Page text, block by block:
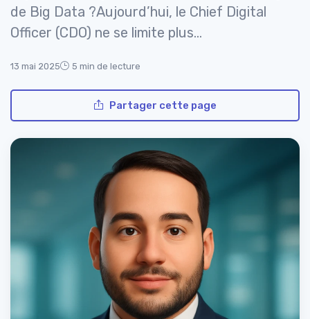
de Big Data ?Aujourd’hui, le Chief Digital
Officer (CDO) ne se limite plus...
13 mai 2025 5 min de lecture
Partager cette page